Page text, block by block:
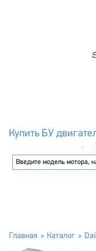
Купить БУ
Главная Каталог